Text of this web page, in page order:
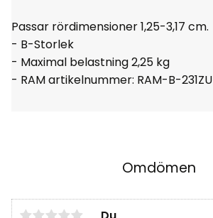
Passar rördimensioner 1,25-3,17 cm.
- B-Storlek
- Maximal belastning 2,25 kg
- RAM artikelnummer: RAM-B-231ZU
Omdömen